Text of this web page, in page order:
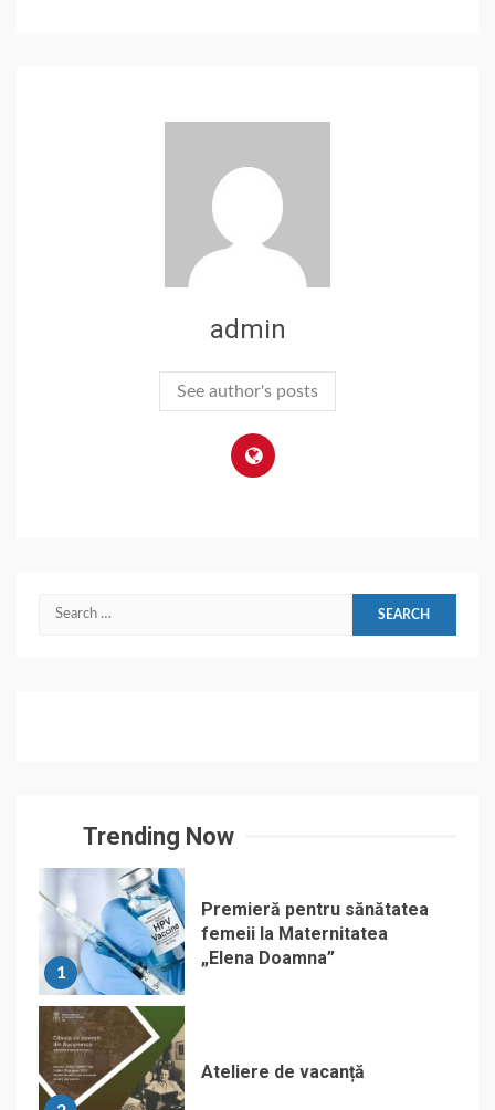
admin
See author's posts
Search
Trending Now
1
Premieră pentru sănătatea
femeii la Maternitatea
„Elena Doamna”
Ateliere de vacanță